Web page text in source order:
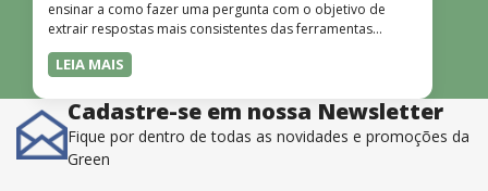
ensinar a como fazer uma pergunta com o objetivo de
extrair respostas mais consistentes das ferramentas
disponíveis. O instrutor também é muito bom, além de
dominar o conteúdo, possui uma didática que incentiva o
LEIA MAIS
Cadastre-se em nossa Newsletter
Fique por dentro de todas as novidades e promoções da
Green